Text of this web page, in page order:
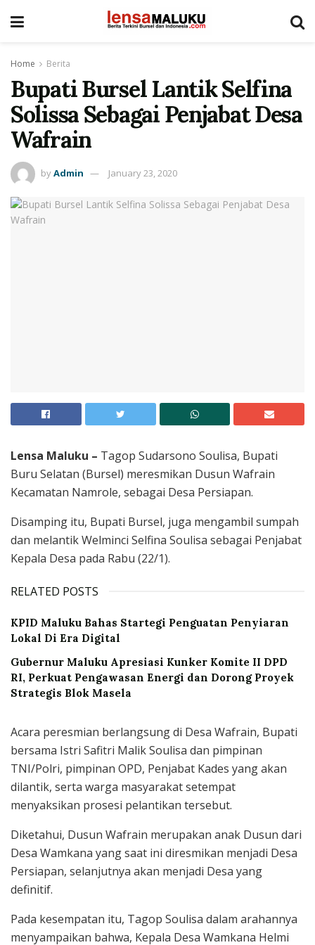
Home Berita
Bupati Bursel Lantik Selfina
Solissa Sebagai Penjabat Desa
Wafrain
byAdmin January 23, 2020
Lensa Maluku – Tagop Sudarsono Soulisa, Bupati
Buru Selatan (Bursel) meresmikan Dusun Wafrain
Kecamatan Namrole, sebagai Desa Persiapan.
Disamping itu, Bupati Bursel, juga mengambil sumpah
dan melantik Welminci Selfina Soulisa sebagai Penjabat
Kepala Desa pada Rabu (22/1).
RELATED POSTS
KPID Maluku Bahas Startegi Penguatan Penyiaran
Lokal Di Era Digital
Gubernur Maluku Apresiasi Kunker Komite II DPD
RI, Perkuat Pengawasan Energi dan Dorong Proyek
Strategis Blok Masela
Acara peresmian berlangsung di Desa Wafrain, Bupati
bersama Istri Safitri Malik Soulisa dan pimpinan
TNI/Polri, pimpinan OPD, Penjabat Kades yang akan
dilantik, serta warga masyarakat setempat
menyaksikan prosesi pelantikan tersebut.
Diketahui, Dusun Wafrain merupakan anak Dusun dari
Desa Wamkana yang saat ini diresmikan menjadi Desa
Persiapan, selanjutnya akan menjadi Desa yang
definitif.
Pada kesempatan itu, Tagop Soulisa dalam arahannya
menyampaikan bahwa, Kepala Desa Wamkana Helmi